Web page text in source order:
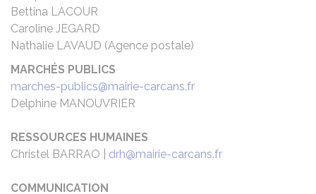
Bettina LACOUR
Caroline JEGARD
Nathalie LAVAUD (Agence postale)
MARCHÉS PUBLICS
marches-publics@mairie-carcans.fr
Delphine MANOUVRIER
RESSOURCES HUMAINES
Christel BARRAO | drh@mairie-carcans.fr
COMMUNICATION